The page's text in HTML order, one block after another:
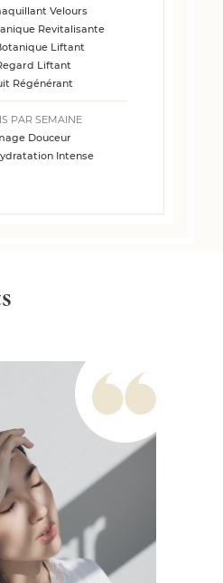
Velours
Revitalisante
Liftant
Liftant
Régénérant
PAR SEMAINE
Douceur
Intense